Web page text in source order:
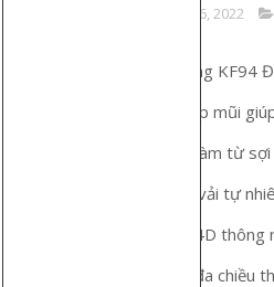
August 26, 2022
Khẩu trang KF94
Thanh nẹp mũi
Tai thun làm từ
Chất liệu vải tự
Thiết kế 4D
Thiết kế đa chiều